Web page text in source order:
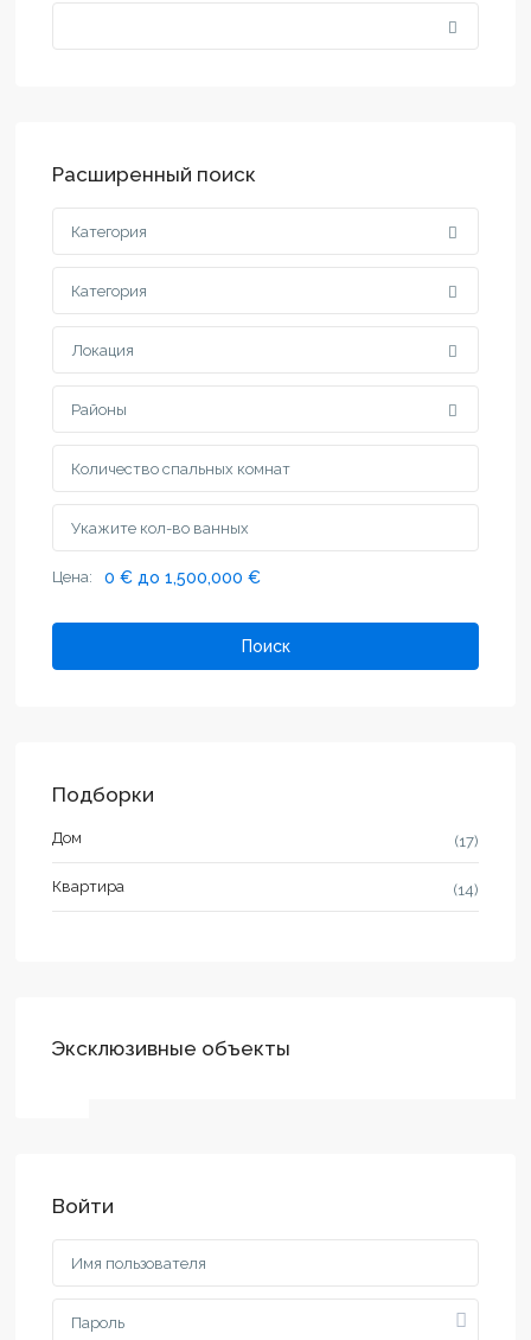
Расширенный поиск
Категория
Категория
Локация
Районы
Цена: 0 € до 1,500,000 €
Поиск
Подборки
Дом (17)
Квартира (14)
Эксклюзивные объекты
Войти